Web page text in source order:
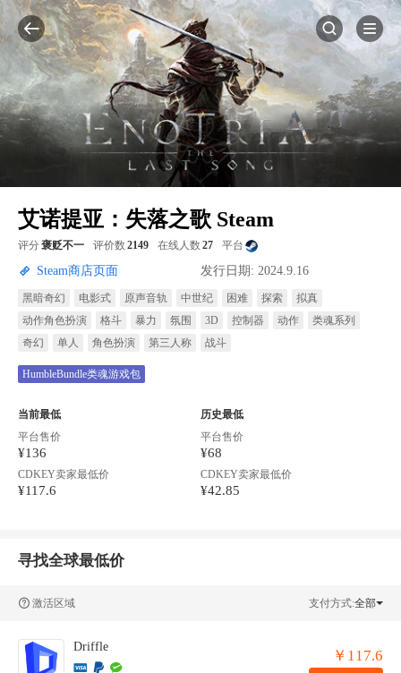
艾诺提亚：失落之歌 Steam
评分褒贬不一 评价数 2149 在线人数 27 平台
Steam商店页面 发行日期: 2024.9.16
黑暗奇幻 电影式 原声音轨 中世纪 困难 探索
拟真
动作角色扮演
格斗 暴力 氛围 3D 控制器 动作
类魂系列
奇幻
单人 角色扮演 第三人称 战斗
HumbleBundle类魂游戏包
当前最低
平台售价
¥136
CDKEY卖家最低价
¥117.6
历史最低
平台售价
¥68
CDKEY卖家最低价
¥42.85
寻找全球最低价
激活区域 支付方式:全部
Driffle
￥117.6